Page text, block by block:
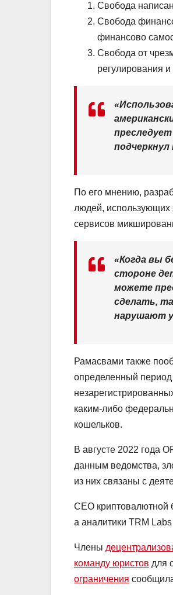
Свобода
Свобода
финансово
Свобода от
регулирования
По его мнению,
людей, использующих
сервисов
«Когда вы
стороне
можете
сделать,
нарушают
Рамасвами также
определенный период
каким-либо
кошельков.
В августе 2022 года
данным ведомства,
из них связаны с
CEO криптовалютной
а аналитики TRM
Члены
команду юристов для
ограничения